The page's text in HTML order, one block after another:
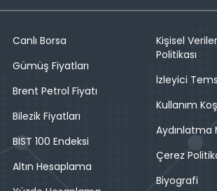
Canlı Borsa
Gümüş Fiyatları
Brent Petrol Fiyatı
Bilezik Fiyatları
BIST 100 Endeksi
Altın Hesaplama
Kişisel
Politikası
İzleyici
Kullanım
Aydınlatma
Çerez
Biyografi